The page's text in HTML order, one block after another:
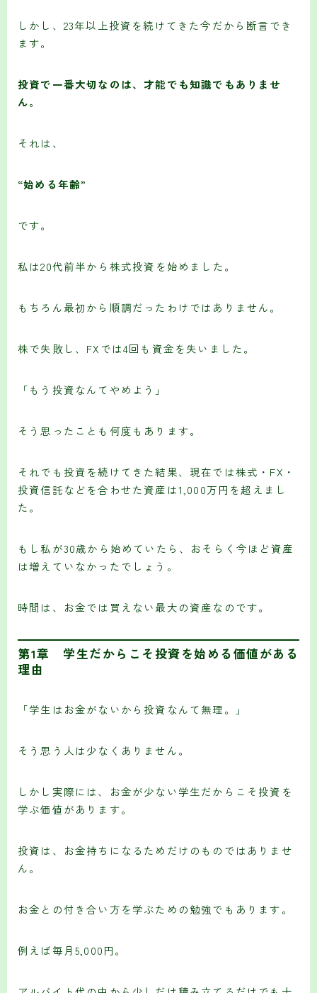
しかし、23年以上投資を続けてきた今だから断言でき
ます。
投資で一番大切なのは、才能でも知識でもありませ
ん。
それは、
“始める年齢”
です。
私は20代前半から株式投資を始めました。
もちろん最初から順調だったわけではありません。
株で失敗し、FXでは4回も資金を失いました。
「もう投資なんてやめよう」
そう思ったことも何度もあります。
それでも投資を続けてきた結果、現在では株式・FX・
投資信託などを合わせた資産は1,000万円を超えまし
た。
もし私が30歳から始めていたら、おそらく今ほど資産
は増えていなかったでしょう。
時間は、お金では買えない最大の資産なのです。
第1章 学生だからこそ投資を始める価値がある
理由
「学生はお金がないから投資なんて無理。」
そう思う人は少なくありません。
しかし実際には、お金が少ない学生だからこそ投資を
学ぶ価値があります。
投資は、お金持ちになるためだけのものではありませ
ん。
お金との付き合い方を学ぶための勉強でもあります。
例えば毎月5,000円。